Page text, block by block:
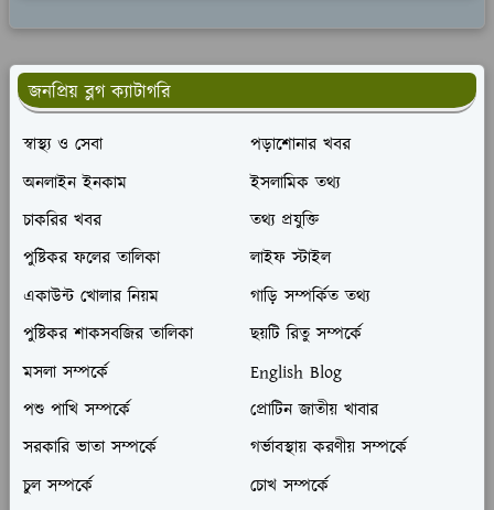
জনপ্রিয় ব্লগ ক্যাটাগরি
স্বাস্থ্য ও সেবা
পড়াশোনার খবর
অনলাইন ইনকাম
ইসলামিক তথ্য
চাকরির খবর
তথ্য প্রযুক্তি
পুষ্টিকর ফলের তালিকা
লাইফ স্টাইল
একাউন্ট খোলার নিয়ম
গাড়ি সম্পর্কিত তথ্য
পুষ্টিকর শাকসবজির তালিকা
ছয়টি রিতু সম্পর্কে
মসলা সম্পর্কে
English Blog
পশু পাখি সম্পর্কে
প্রোটিন জাতীয় খাবার
সরকারি ভাতা সম্পর্কে
গর্ভাবস্থায় করণীয় সম্পর্কে
চুল সম্পর্কে
চোখ সম্পর্কে